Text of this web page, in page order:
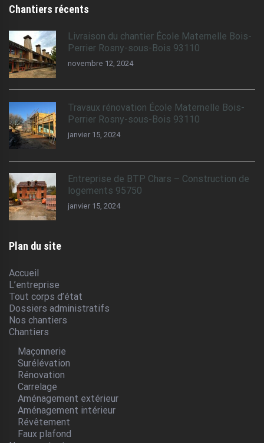
Chantiers récents
Livraison du chantier École Maternelle Bois-
Perrier Rosny-sous-Bois 93110
novembre 12, 2024
Travaux rénovation École Maternelle Bois-
Perrier Rosny-sous-Bois 93110
janvier 15, 2024
Entreprise de BTP Chars – Construction de
logements 95750
janvier 15, 2024
Plan du site
Accueil
L’entreprise
Tout corps d’état
Dossiers administratifs
Nos chantiers
Chantiers
Maçonnerie
Surélévation
Rénovation
Carrelage
Aménagement extérieur
Aménagement intérieur
Révêtement
Faux plafond